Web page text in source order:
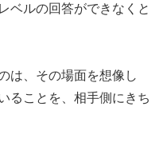
ベルの回答ができなくと
は、その場面を想像し
ることを、相手側にきち